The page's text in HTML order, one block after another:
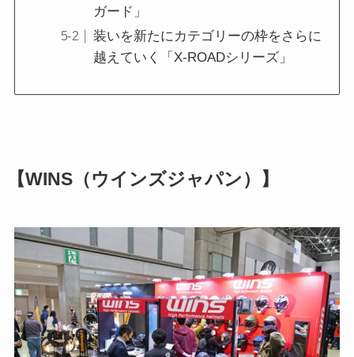
ガード」
装いを新たにカテゴリーの枠をさらに
越えていく「X-ROADシリーズ」
【WINS（ウインズジャパン）】